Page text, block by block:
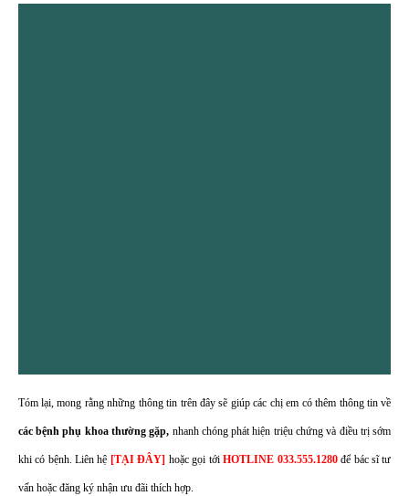
Tóm lại, mong rằng những thông tin trên đây sẽ giúp các chị em có thêm thông tin về
các bệnh phụ khoa thường gặp, nhanh chóng phát hiện triệu chứng và điều trị sớm
khi có bệnh. Liên hệ [TẠI ĐÂY] hoặc gọi tớiHOTLINE 033.555.1280để bác sĩ tư
vấn hoặc đăng ký nhận ưu đãi thích hợp.